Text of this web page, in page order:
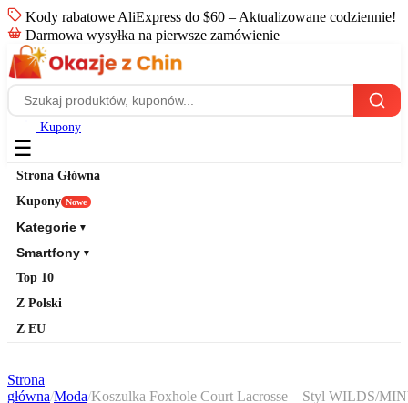
Kody rabatowe AliExpress do $60 – Aktualizowane codziennie!
Darmowa wysyłka na pierwsze zamówienie
Kupony
☰
Strona Główna
Kupony Nowe
Kategorie ▼
Smartfony ▼
Top 10
Z Polski
Z EU
Strona
główna/Moda/Koszulka Foxhole Court Lacrosse – Styl WILDS/